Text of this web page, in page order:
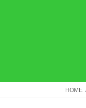
HOME